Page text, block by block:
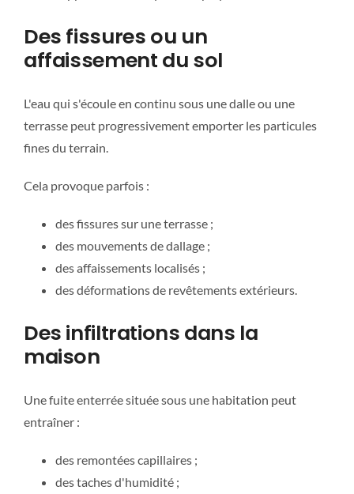
Des fissures ou un
affaissement du sol
L'eau qui s'écoule en continu sous une dalle ou une
terrasse peut progressivement emporter les particules
fines du terrain.
Cela provoque parfois :
des fissures sur une terrasse ;
des mouvements de dallage ;
des affaissements localisés ;
des déformations de revêtements extérieurs.
Des infiltrations dans la
maison
Une fuite enterrée située sous une habitation peut
entraîner :
des remontées capillaires ;
des taches d'humidité ;